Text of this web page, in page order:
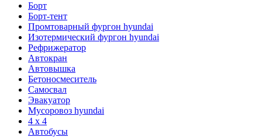
Борт
Борт-тент
Промтоварный фургон hyundai
Изотермический фургон hyundai
Рефрижератор
Автокран
Автовышка
Бетоносмеситель
Самосвал
Эвакуатор
Мусоровоз hyundai
4 x 4
Автобусы